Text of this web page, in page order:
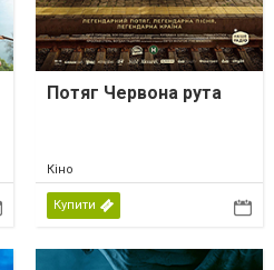
Потяг Червона рута
Кіно
Купити